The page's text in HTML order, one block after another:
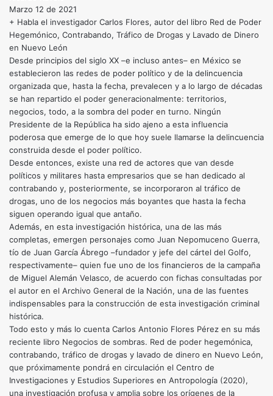
Marzo 12 de 2021
+ Habla el investigador Carlos Flores, autor del libro Red de Poder
Hegemónico, Contrabando, Tráfico de Drogas y Lavado de Dinero
en Nuevo León
Desde principios del siglo XX –e incluso antes– en México se
establecieron las redes de poder político y de la delincuencia
organizada que, hasta la fecha, prevalecen y a lo largo de décadas
se han repartido el poder generacionalmente: territorios,
negocios, todo, a la sombra del poder en turno. Ningún
Presidente de la República ha sido ajeno a esta influencia
poderosa que emerge de lo que hoy suele llamarse la delincuencia
construida desde el poder político.
Desde entonces, existe una red de actores que van desde
políticos y militares hasta empresarios que se han dedicado al
contrabando y, posteriormente, se incorporaron al tráfico de
drogas, uno de los negocios más boyantes que hasta la fecha
siguen operando igual que antaño.
Además, en esta investigación histórica, una de las más
completas, emergen personajes como Juan Nepomuceno Guerra,
tío de Juan García Ábrego –fundador y jefe del cártel del Golfo,
respectivamente– quien fue uno de los financieros de la campaña
de Miguel Alemán Velasco, de acuerdo con fichas consultadas por
el autor en el Archivo General de la Nación, una de las fuentes
indispensables para la construcción de esta investigación criminal
histórica.
Todo esto y más lo cuenta Carlos Antonio Flores Pérez en su más
reciente libro Negocios de sombras. Red de poder hegemónica,
contrabando, tráfico de drogas y lavado de dinero en Nuevo León,
que próximamente pondrá en circulación el Centro de
Investigaciones y Estudios Superiores en Antropología (2020),
una investigación profusa y amplia sobre los orígenes de la